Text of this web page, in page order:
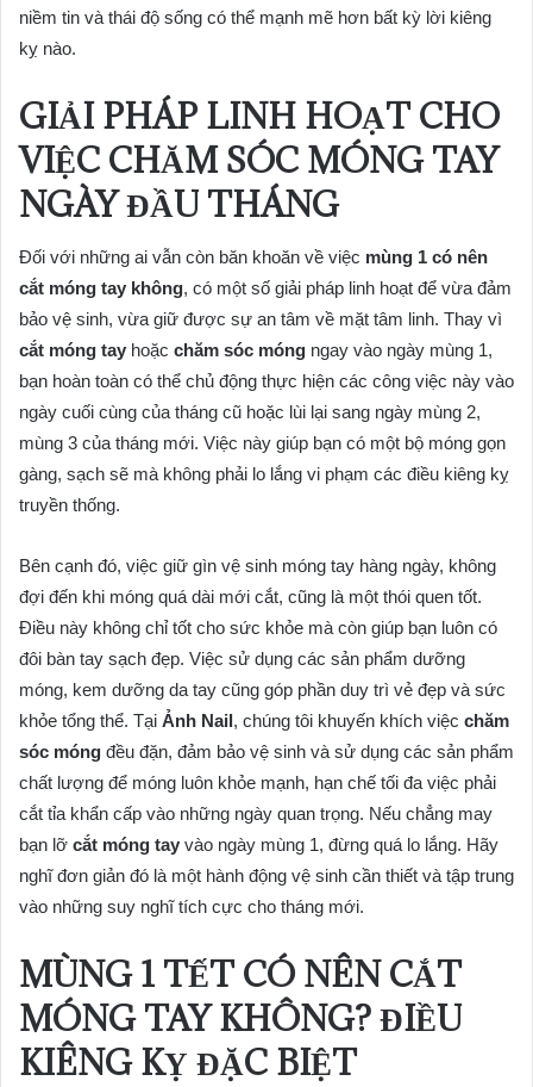
niềm tin và thái độ sống có thể mạnh mẽ hơn bất kỳ lời kiêng
kỵ nào.
GIẢI PHÁP LINH HOẠT CHO
VIỆC CHĂM SÓC MÓNG TAY
NGÀY ĐẦU THÁNG
Đối với những ai vẫn còn băn khoăn về việc mùng 1 có nên
cắt móng tay không, có một số giải pháp linh hoạt để vừa đảm
bảo vệ sinh, vừa giữ được sự an tâm về mặt tâm linh. Thay vì
cắt móng tay hoặc chăm sóc móng ngay vào ngày mùng 1,
bạn hoàn toàn có thể chủ động thực hiện các công việc này vào
ngày cuối cùng của tháng cũ hoặc lùi lại sang ngày mùng 2,
mùng 3 của tháng mới. Việc này giúp bạn có một bộ móng gọn
gàng, sạch sẽ mà không phải lo lắng vi phạm các điều kiêng kỵ
truyền thống.
Bên cạnh đó, việc giữ gìn vệ sinh móng tay hàng ngày, không
đợi đến khi móng quá dài mới cắt, cũng là một thói quen tốt.
Điều này không chỉ tốt cho sức khỏe mà còn giúp bạn luôn có
đôi bàn tay sạch đẹp. Việc sử dụng các sản phẩm dưỡng
móng, kem dưỡng da tay cũng góp phần duy trì vẻ đẹp và sức
khỏe tổng thể. Tại Ảnh Nail, chúng tôi khuyến khích việc chăm
sóc móng đều đặn, đảm bảo vệ sinh và sử dụng các sản phẩm
chất lượng để móng luôn khỏe mạnh, hạn chế tối đa việc phải
cắt tỉa khẩn cấp vào những ngày quan trọng. Nếu chẳng may
bạn lỡ cắt móng tay vào ngày mùng 1, đừng quá lo lắng. Hãy
nghĩ đơn giản đó là một hành động vệ sinh cần thiết và tập trung
vào những suy nghĩ tích cực cho tháng mới.
MÙNG 1 TẾT CÓ NÊN CẮT
MÓNG TAY KHÔNG? ĐIỀU
KIÊNG KỴ ĐẶC BIỆT